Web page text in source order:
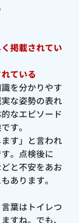
掲載されてい
ている
を分かりやす
な姿勢の表れ
なエピソード
す。
す」と言われ
。点検後に
と不安をあお
あります。
葉はトイレつ
すね。でも、